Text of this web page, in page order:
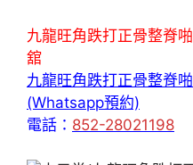
九龍旺角跌打正骨整脊
舘
九龍旺角跌打正骨整脊
(Whatsapp預約)
電話： 852-28021198